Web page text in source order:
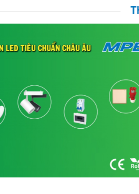
đèn LED màu vàng
365 theo các kênh bên dưới để
vụ Quý khách.